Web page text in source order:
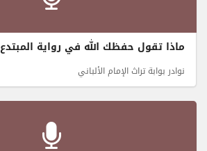
ماذا تقول حفظك الله في رواية المبتدع
نوادر بوابة تراث الإمام الألباني